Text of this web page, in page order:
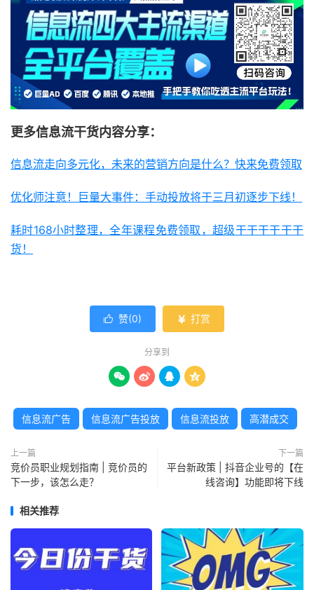
更多信息流干货内容分享：
信息流走向多元化，未来的营销方向是什么？快来免费领取
优化师注意！巨量大事件：手动投放将于三月初逐步下线！
耗时168小时整理，全年课程免费领取，超级干干干干干干
货！
 赞(0)  打赏
分享到
   
信息流广告 信息流广告投放 信息流投放 高潜成交
上一篇
竞价员职业规划指南 | 竞价员的
下一步，该怎么走？
下一篇
平台新政策 | 抖音企业号的【在
线咨询】功能即将下线
相关推荐